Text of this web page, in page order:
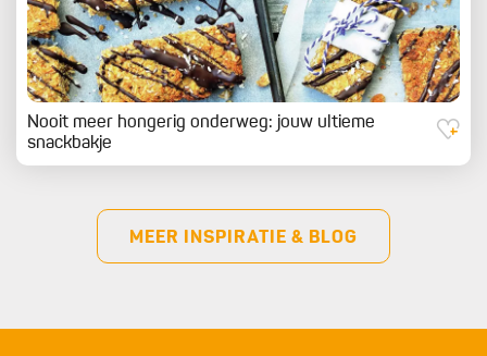
Nooit meer hongerig onderweg: jouw ultieme
snackbakje
MEER INSPIRATIE & BLOG